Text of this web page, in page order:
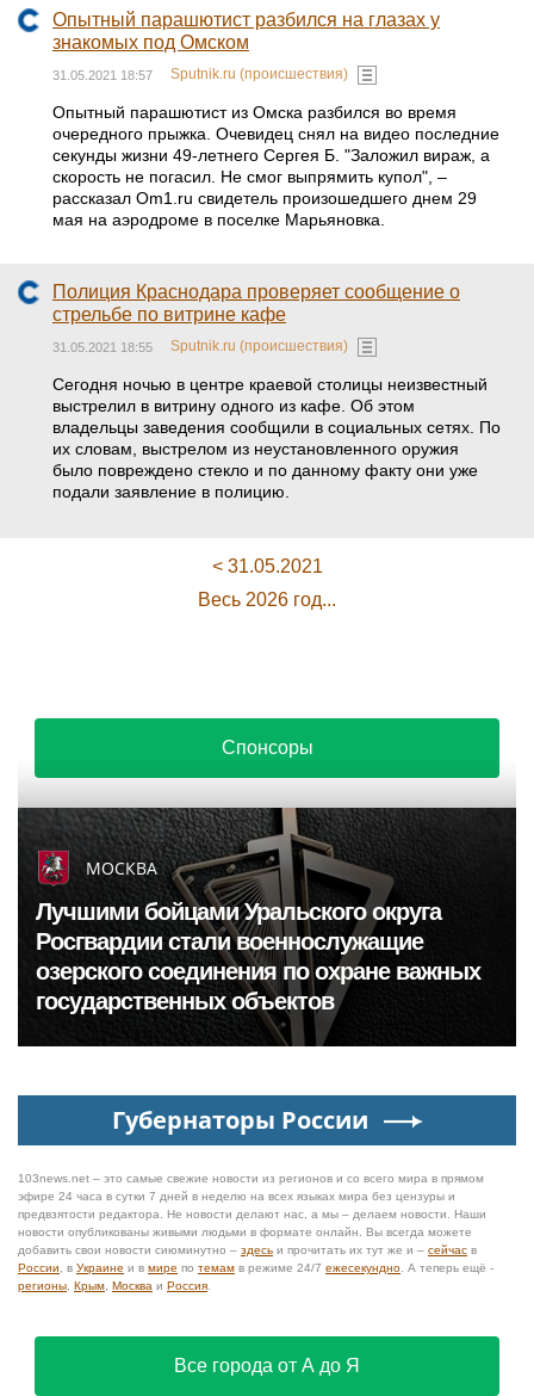
Опытный парашютист разбился на глазах у
знакомых под Омском
31.05.2021 18:57 Sputnik.ru (происшествия)
Опытный парашютист из Омска разбился во время
очередного прыжка. Очевидец снял на видео последние
секунды жизни 49-летнего Сергея Б. "Заложил вираж, а
скорость не погасил. Не смог выпрямить купол", –
рассказал Om1.ru свидетель произошедшего днем 29
мая на аэродроме в поселке Марьяновка.
Полиция Краснодара проверяет сообщение о
стрельбе по витрине кафе
31.05.2021 18:55 Sputnik.ru (происшествия)
Сегодня ночью в центре краевой столицы неизвестный
выстрелил в витрину одного из кафе. Об этом
владельцы заведения сообщили в социальных сетях. По
их словам, выстрелом из неустановленного оружия
было повреждено стекло и по данному факту они уже
подали заявление в полицию.
< 31.05.2021
Весь 2026 год...
Спонсоры
МОСКВА
Лучшими бойцами Уральского округа
Росгвардии стали военнослужащие
озерского соединения по охране важных
государственных объектов
Губернаторы России
103news.net – это самые свежие новости из регионов и со всего мира в прямом
эфире 24 часа в сутки 7 дней в неделю на всех языках мира без цензуры и
предвзятости редактора. Не новости делают нас, а мы – делаем новости. Наши
новости опубликованы живыми людьми в формате онлайн. Вы всегда можете
добавить свои новости сиюминутно – здесь и прочитать их тут же и – сейчас в
России , в Украине и в мире по темам в режиме 24/7 ежесекундно . А теперь ещё -
регионы Крым Москва и Россия
Все города от А до Я